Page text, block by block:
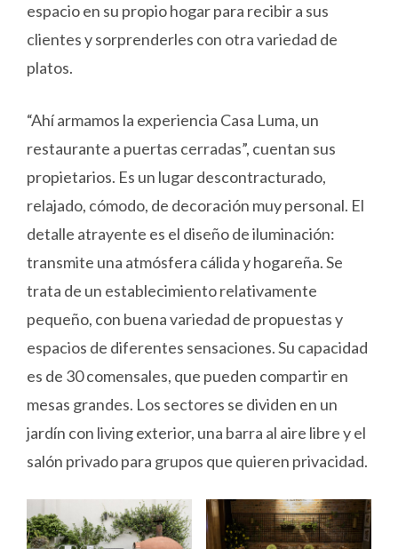
espacio en su propio hogar para recibir a sus
clientes y sorprenderles con otra variedad de
platos.
“Ahí armamos la experiencia Casa Luma, un
restaurante a puertas cerradas”, cuentan sus
propietarios. Es un lugar descontracturado,
relajado, cómodo, de decoración muy personal. El
detalle atrayente es el diseño de iluminación:
transmite una atmósfera cálida y hogareña. Se
trata de un establecimiento relativamente
pequeño, con buena variedad de propuestas y
espacios de diferentes sensaciones. Su capacidad
es de 30 comensales, que pueden compartir en
mesas grandes. Los sectores se dividen en un
jardín con living exterior, una barra al aire libre y el
salón privado para grupos que quieren privacidad.